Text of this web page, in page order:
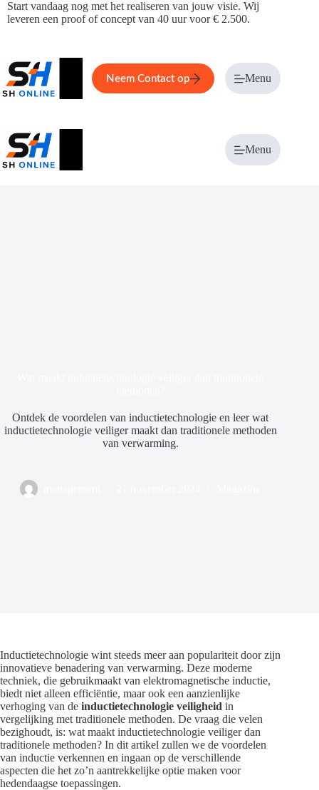
Ga
naar
Start vandaag nog met het realiseren van jouw visie. Wij
leveren een proof of concept van 40 uur voor € 2.500.
Home Service Over ons
Neem Contact op Menu
Menu
Ontdek de voordelen van inductietechnologie en leer wat
inductietechnologie veiliger maakt dan traditionele methoden
van verwarming.
Inductietechnologie wint steeds meer aan populariteit door zijn
innovatieve benadering van verwarming. Deze moderne
techniek, die gebruikmaakt van elektromagnetische inductie,
biedt niet alleen efficiëntie, maar ook een aanzienlijke
verhoging van de inductietechnologie veiligheid in
vergelijking met traditionele methoden. De vraag die velen
bezighoudt, is: wat maakt inductietechnologie veiliger dan
traditionele methoden? In dit artikel zullen we de voordelen
van inductie verkennen en ingaan op de verschillende
aspecten die het zo’n aantrekkelijke optie maken voor
hedendaagse toepassingen.